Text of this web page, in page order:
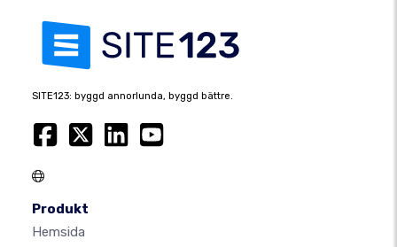
SITE123: byggd annorlunda, byggd bättre.
Produkt
Hemsida